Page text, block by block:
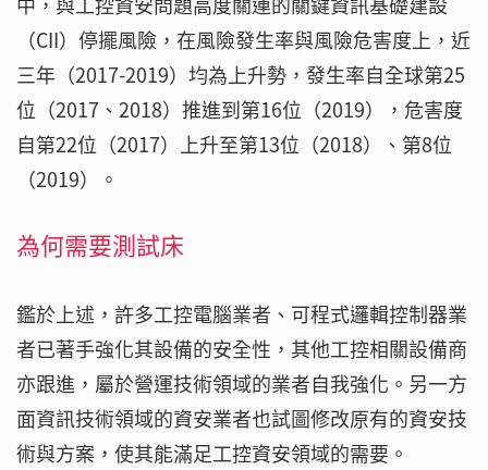
（CII）停擺風險，在風險發生率與風險危害度上，近
三年（2017-2019）均為上升勢，發生率自全球第25
位（2017、2018）推進到第16位（2019），危害度
自第22位（2017）上升至第13位（2018）、第8位
（2019）。
為何需要測試床
鑑於上述，許多工控電腦業者、可程式邏輯控制器業
者已著手強化其設備的安全性，其他工控相關設備商
亦跟進，屬於營運技術領域的業者自我強化。另一方
面資訊技術領域的資安業者也試圖修改原有的資安技
術與方案，使其能滿足工控資安領域的需要。